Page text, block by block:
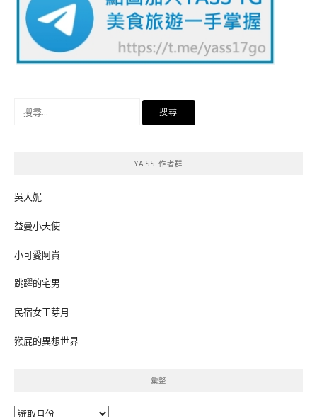
YASS 作者群
吳大妮
益曼小天使
小可愛阿貴
跳躍的宅男
民宿女王芽月
猴屁的異想世界
彙整
彙